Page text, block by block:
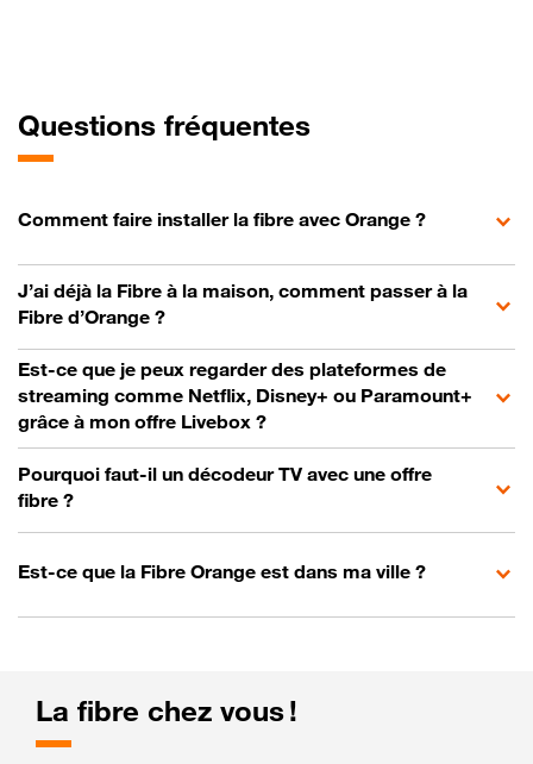
Questions fréquentes
Comment faire installer la fibre avec Orange ?
J’ai déjà la Fibre à la maison, comment passer à la
Fibre d’Orange ?
Est-ce que je peux regarder des plateformes de
streaming comme Netflix, Disney+ ou Paramount+
grâce à mon offre Livebox ?
Pourquoi faut-il un décodeur TV avec une offre
fibre ?
Est-ce que la Fibre Orange est dans ma ville ?
La fibre chez vous !